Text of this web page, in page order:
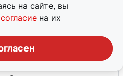
на сайте, вы
согласие на их